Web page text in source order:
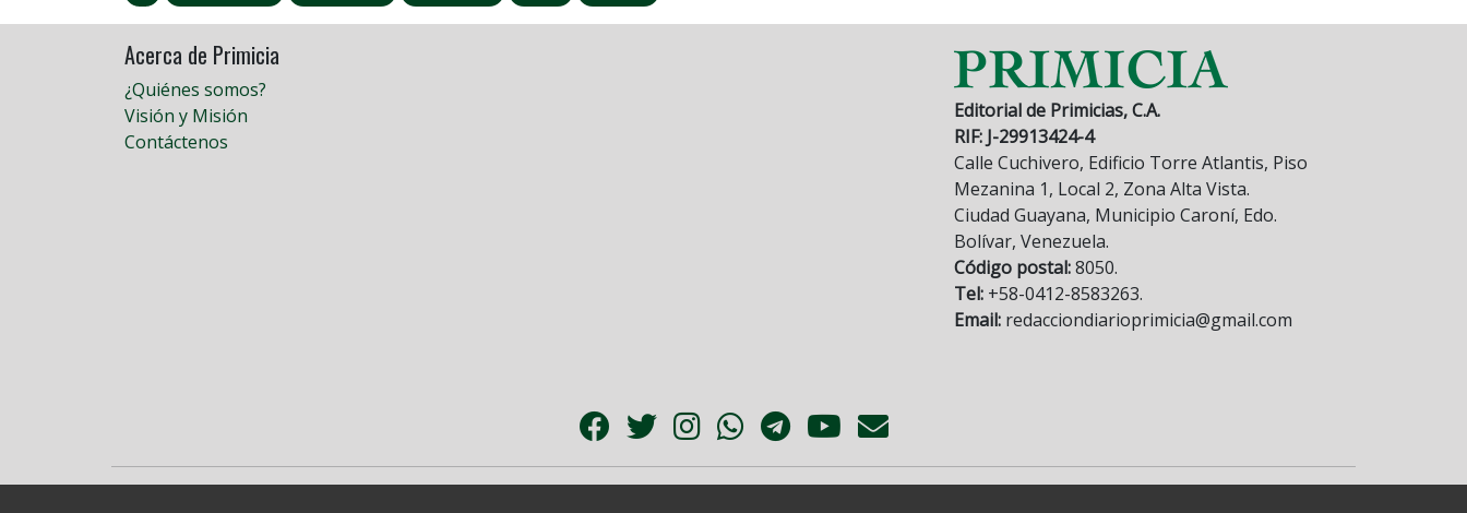
Acerca de Primicia
¿Quiénes somos?
Visión y Misión
Contáctenos
Editorial de Primicias, C.A.
RIF: J-29913424-4
Calle Cuchivero, Edificio Torre Atlantis, Piso
Mezanina 1, Local 2, Zona Alta Vista.
Ciudad Guayana, Municipio Caroní, Edo.
Bolívar, Venezuela.
Código postal:8050.
Tel: +58-0412-8583263.
Email: redacciondiarioprimicia@gmail.com